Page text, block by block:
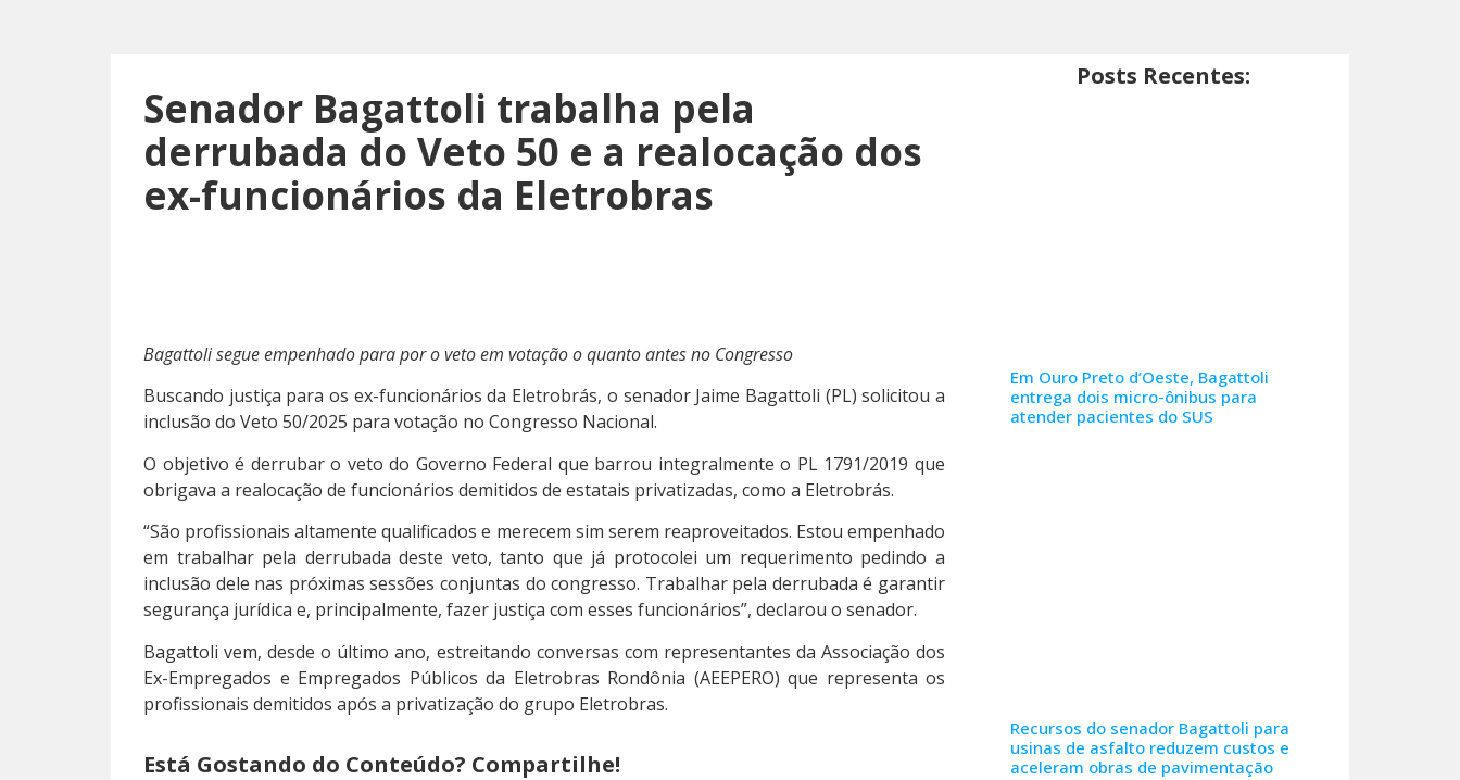
Senador Bagattoli trabalha pela
derrubada do Veto 50 e a realocação dos
ex-funcionários da Eletrobras
Bagattoli segue empenhado para por o veto em votação o quanto antes no Congresso
Buscando justiça para os ex-funcionários da Eletrobrás, o senador Jaime Bagattoli (PL) solicitou a
inclusão do Veto 50/2025 para votação no Congresso Nacional.
O objetivo é derrubar o veto do Governo Federal que barrou integralmente o PL 1791/2019 que
obrigava a realocação de funcionários demitidos de estatais privatizadas, como a Eletrobrás.
“São profissionais altamente qualificados e merecem sim serem reaproveitados. Estou empenhado
em trabalhar pela derrubada deste veto, tanto que já protocolei um requerimento pedindo a
inclusão dele nas próximas sessões conjuntas do congresso. Trabalhar pela derrubada é garantir
segurança jurídica e, principalmente, fazer justiça com esses funcionários”, declarou o senador.
Bagattoli vem, desde o último ano, estreitando conversas com representantes da Associação dos
Ex-Empregados e Empregados Públicos da Eletrobras Rondônia (AEEPERO) que representa os
profissionais demitidos após a privatização do grupo Eletrobras.
Está Gostando do Conteúdo? Compartilhe!
Posts Recentes:
Em Ouro Preto d’Oeste, Bagattoli
entrega dois micro-ônibus para
atender pacientes do SUS
Recursos do senador Bagattoli para
usinas de asfalto reduzem custos e
aceleram obras de pavimentação